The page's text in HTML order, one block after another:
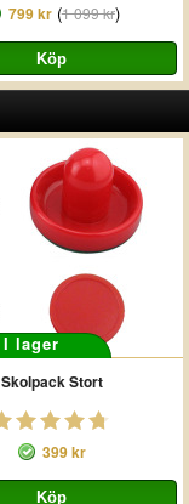
799 kr(1 099 kr)
I lager
Skolpack Stort
399 kr